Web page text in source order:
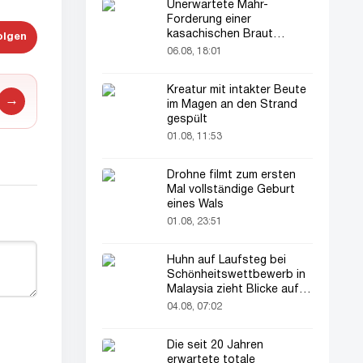
→
Unerwartete Mahr-
Forderung einer
kasachischen Braut
verblüfft alle
06.08, 18:01
Kreatur mit intakter Beute
im Magen an den Strand
gespült
01.08, 11:53
Drohne filmt zum ersten
Mal vollständige Geburt
eines Wals
01.08, 23:51
Huhn auf Laufsteg bei
Schönheitswettbewerb in
Malaysia zieht Blicke auf
sich
04.08, 07:02
Die seit 20 Jahren
erwartete totale